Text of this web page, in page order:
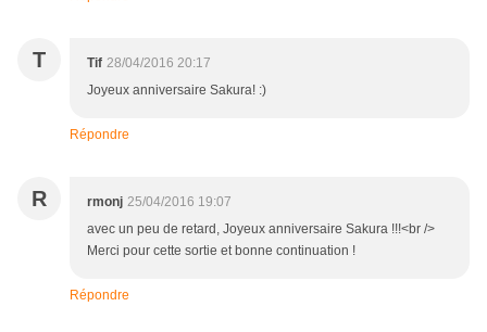
T Tif 28/04/2016 20:17
Joyeux anniversaire Sakura! :)
Répondre
R rmonj 25/04/2016 19:07
avec un peu de retard, Joyeux anniversaire Sakura !!!<br />
Merci pour cette sortie et bonne continuation !
Répondre